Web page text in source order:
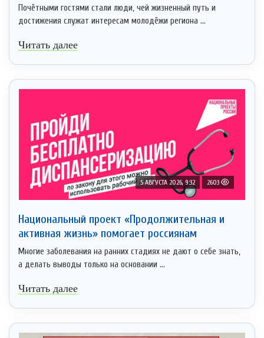
Почётными гостями стали люди, чей жизненный путь и
достижения служат интересам молодёжи региона ...
Читать далее
5 АВГУСТА 2026, 9:32 2603
Национальный проект «Продолжительная и
активная жизнь» помогает россиянам
Многие заболевания на ранних стадиях не дают о себе знать,
а делать выводы только на основании ...
Читать далее